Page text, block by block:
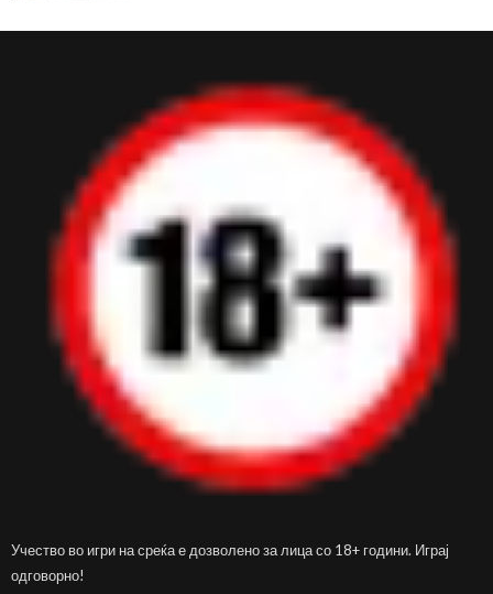
Учество во игри на среќа е дозволено за лица со 18+ години. Играј
одговорно!